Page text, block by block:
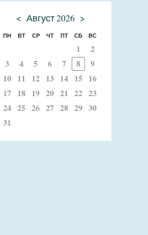
< Август 2026 >
ПН ВТ СР ЧТ ПТ СБ ВС
1
2
3
4 5 6 7 8
9
10 11 12 13 14 15 16
17 18 19 20 21 22 23
24 25 26 27 28 29 30
31